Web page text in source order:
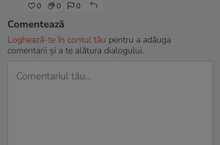
0 0 0
Comentează
Loghează-te în contul tău pentru a adăuga
comentarii și a te alătura dialogului.